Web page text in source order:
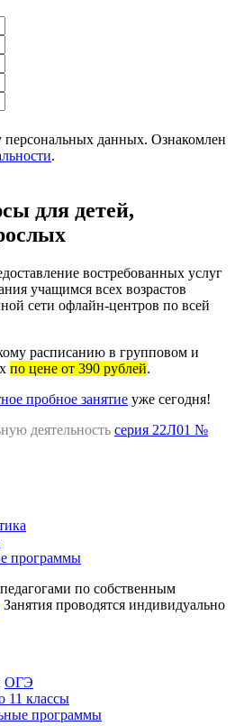
персональных данных. Ознакомлен
.
для детей,
востребованных услуг
учащимся всех возрастов
сети офлайн-центров по всей
расписанию в групповом и
по цене от 390 рублей.
пробное занятие уже сегодня!
деятельность серия 22Л01 №
программы
по собственным
Занятия проводятся индивидуально
ОГЭ
11 классы
программы